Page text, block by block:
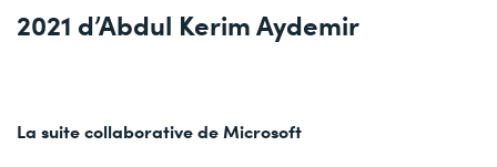
2021 d’Abdul Kerim Aydemir
La suite collaborative de Microsoft